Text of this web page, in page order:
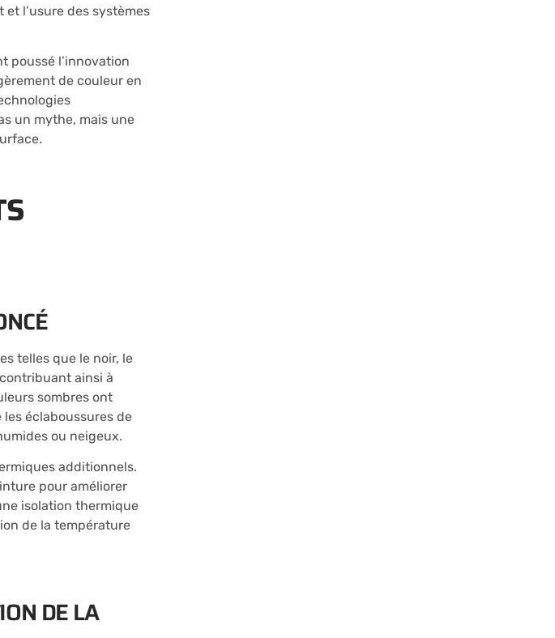
l’usure des systèmes
poussé l’innovation
de couleur en
un mythe, mais une
telles que le noir, le
ainsi à
sombres ont
éclaboussures de
ou neigeux.
additionnels.
pour améliorer
isolation thermique
de la température
DE LA